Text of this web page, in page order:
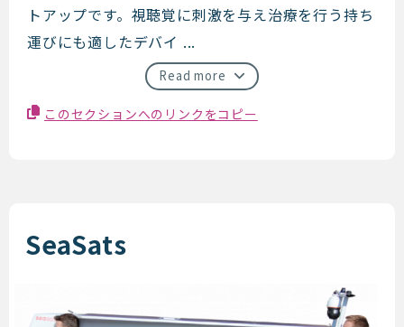
トアップです。視聴覚に刺激を与え治療を行う持ち
運びにも適したデバイ ...
Read more
このセクションへのリンクをコピー
SeaSats